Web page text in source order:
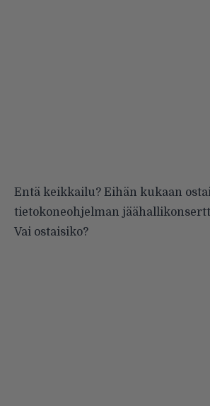
Entä keikkailu? Eihän kukaan
tietokoneohjelman
Vai ostaisiko?